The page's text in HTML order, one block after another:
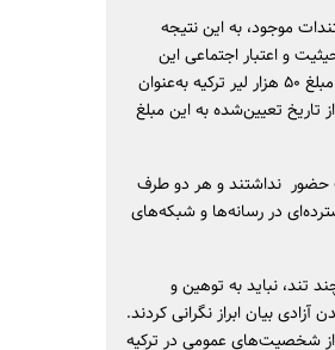
موجود، به این نتیجه
و اعتبار اجتماعی این
خواننده آسیب زده است. بر همین اساس، دادگاه حکم داد که چاکار باید مبلغ ۵۰ هزار لیر ترکیه به‌عنوان
تعیین‌شده به این مبلغ
حضور نداشتند و هر دو طرف
در رسانه‌ها و شبکه‌های
تند، نباید به توهین و
بیان ابراز نگرانی کردند.
از شخصیت‌های عمومی در ترکیه